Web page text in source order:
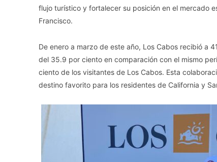
flujo turístico y fortalecer su posición en el mercado
Francisco.
De enero a marzo de este año, Los Cabos recibió a
del 35.9 por ciento en comparación con el mismo
ciento de los visitantes de Los Cabos. Esta
destino favorito para los residentes de California y